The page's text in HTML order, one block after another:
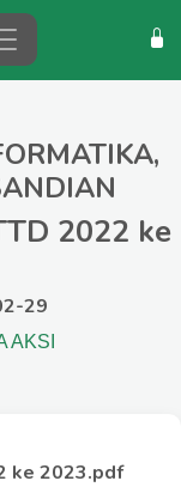
2022 ke
29
AKSI
ke 2023.pdf